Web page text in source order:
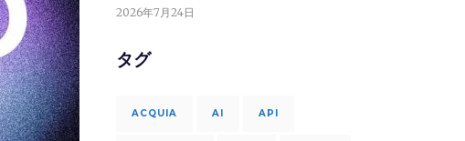
2026年7月24日
タグ
ACQUIA AI API